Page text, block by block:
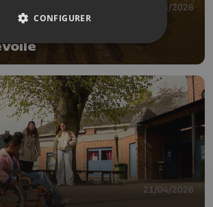
06/06/2026
: le patrimoine
21/04/2026
CONFIGURER